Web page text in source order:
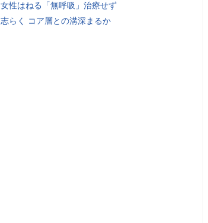
女性はねる「無呼吸」治療せず
志らく コア層との溝深まるか